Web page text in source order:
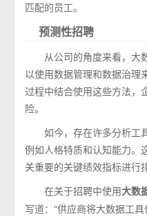
匹配的员工。
预测性招聘
从公司的角度来看，大
以使用数据管理和数据治理
过程中结合使用这些方法，
险。
如今，存在许多分析工
例如人格特质和认知能力。
关重要的关键绩效指标进行
在关于招聘中使用大数
写道：“供应商将大数据工